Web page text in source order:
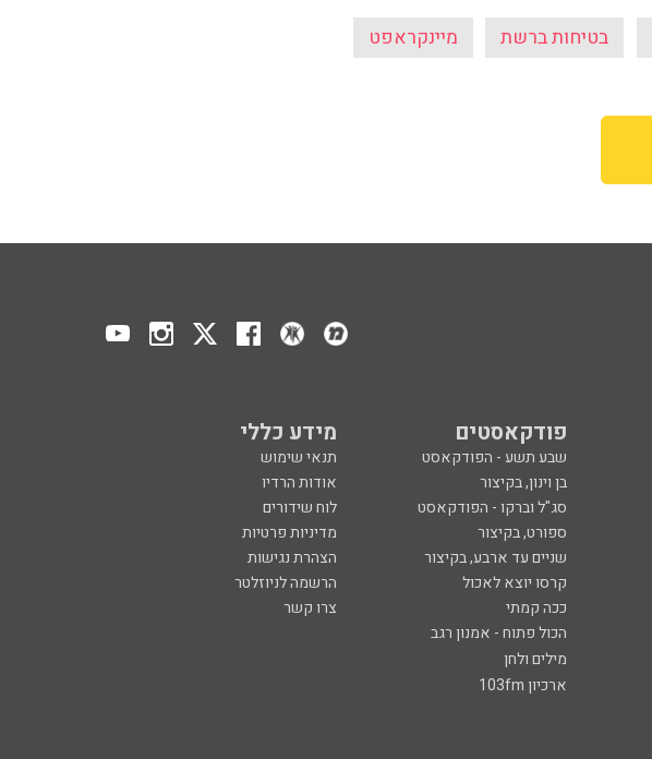
בטיחות ברשת מיינקראפט
פודקאסטים מידע כללי
שבע תשע - הפודקאסט
תנאי שימוש
בן וינון, בקיצור
אודות הרדיו
סג"ל וברקו - הפודקאסט
לוח שידורים
ספורט, בקיצור
מדיניות פרטיות
שניים עד ארבע, בקיצור
הצהרת נגישות
קרסו יוצא לאכול
הרשמה לניוזלטר
ככה קמתי
צרו קשר
הכול פתוח - אמנון רגב
מילים ולחן
ארכיון 103fm